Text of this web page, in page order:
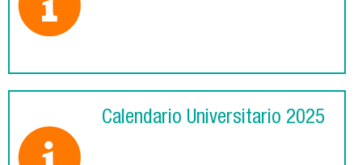
Calendario Universitario 2025